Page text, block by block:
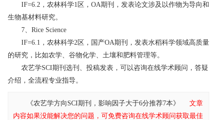
IF=6.2，农林科学1区，OA期刊，发表论文涉及以作物为导向和
生物基材料研究。
7、Rice Science
IF=6.1，农林科学2区，国产OA期刊，发表水稻科学领域高质量
的研究，比如农学、谷物化学、土壤和肥料管理等。
农艺学SCI期刊选刊、投稿发表，可以咨询在线学术顾问，答疑
介绍，全流程专业指导。
《农艺学方向SCI期刊，影响因子大于6分推荐7本》
文章
内容如果没能解决您的问题，可免费咨询在线学术顾问获取最佳